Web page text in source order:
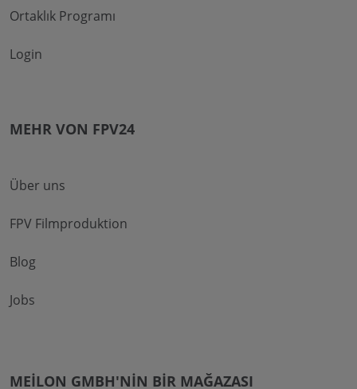
Ortaklık Programı
Login
MEHR VON FPV24
Über uns
FPV Filmproduktion
Blog
Jobs
MEILON GMBH'NIN BIR MAĞAZASI